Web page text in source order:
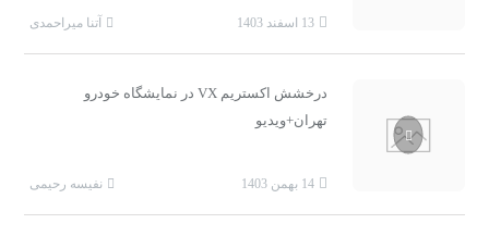
13 اسفند 1403 آتنا میراحمدی
درخشش اکستریم VX در نمایشگاه خودرو
تهران+ویدیو
14 بهمن 1403 نفیسه رحیمی